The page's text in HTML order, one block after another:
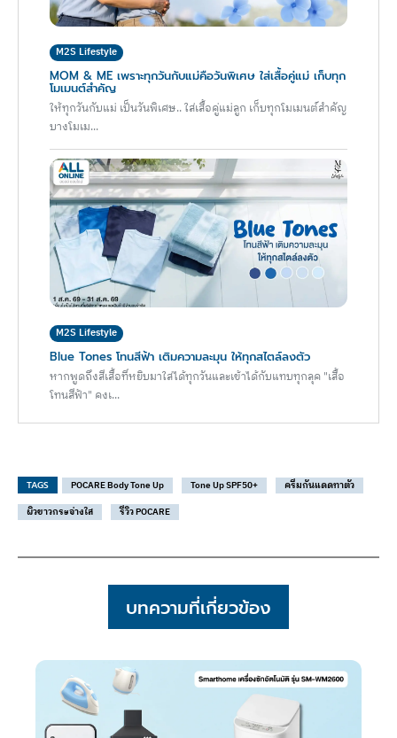
M2S Lifestyle
MOM & ME เพราะทุกวันกับแม่คือวันพิเศษ ใส่เสื้อคู่แม่ เก็บทุก
โมเมนต์สำคัญ
ให้ทุกวันกับแม่ เป็นวันพิเศษ.. ใส่เสื้อคู่แม่ลูก เก็บทุกโมเมนต์สำคัญ
บางโมเม...
M2S Lifestyle
Blue Tones โทนสีฟ้า เติมความละมุน ให้ทุกสไตล์ลงตัว
หากพูดถึงสีเสื้อที่หยิบมาใส่ได้ทุกวันและเข้าได้กับแทบทุกลุค "เสื้อ
โทนสีฟ้า" คงเ...
TAGS POCARE Body Tone Up Tone Up SPF50+
ครีมกันแดดทาตัว
ผิวขาวกระจ่างใส
รีวิว POCARE
บทความที่เกี่ยวข้อง